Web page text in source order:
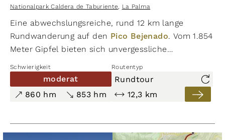
750 hm
8,9 km
Wanderung vom Mirador de la
Cumbrecita auf den Pico Bejenado
Nationalpark Caldera de Taburiente
La Palma
auf Karte anzeigen
auf Karte ausblenden
Nationalpark Caldera de Taburiente, La Palma
Eine abwechslungsreiche, rund 12 km lange
Rundwanderung auf den Pico Bejenado. Vom 1.854
Meter Gipfel bieten sich unvergessliche
Panoramablicke über den Nationalpark Caldera de
Taburiente. Spektakulärer Routenverlauf entlang
eines Berggrats zwischen El Rodeo und dem Roque
de los Cuervos. Im Auf- und Abstieg sind rund 850
Schwierigkeit Routentyp
moderat
Rundtour
860 hm
853 hm 12,3 km